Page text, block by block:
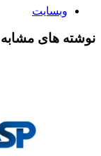
وبسایت
نوشته های مشابه